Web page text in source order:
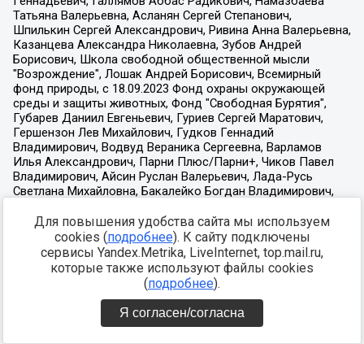
Для повышения удобства сайта мы используем
cookies (подробнее). К сайту подключены
сервисы Yandex.Metrika, LiveInternet, top.mail.ru,
которые также используют файлы cookies
(подробнее).
Я согласен/согласна